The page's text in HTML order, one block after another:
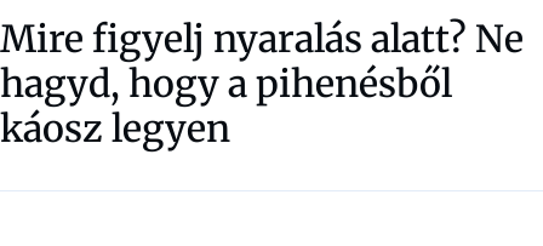
Mire figyelj nyaralás alatt? Ne
hagyd, hogy a pihenésből
káosz legyen